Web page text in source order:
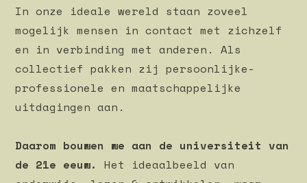
In onze ideale wereld staan zoveel
mogelijk mensen in contact met zichzelf
en in verbinding met anderen. Als
collectief pakken zij persoonlijke-
professionele en maatschappelijke
uitdagingen aan.
Daarom bouwen we aan de universiteit van
de 21e eeuw. Het ideaalbeeld van